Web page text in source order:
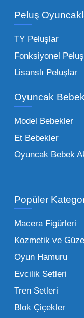
adetli stok
sürpriz
Çocuk
Bebeklik
toptan
figürlerden
her şeyi
İşletmeler için
şüphesiz
Oyuncak
perakende
makas açılır
edilmesini
Peluş
TY Peluşlar
Fonksiyonel
Lisanslı Peluşlar
Oyuncak
Model Bebekler
Et Bebekler
Oyuncak Bebek
Popüler
Macera Figürleri
Kozmetik ve
Oyun Hamuru
Evcilik Setleri
Tren Setleri
Blok Çiçekler